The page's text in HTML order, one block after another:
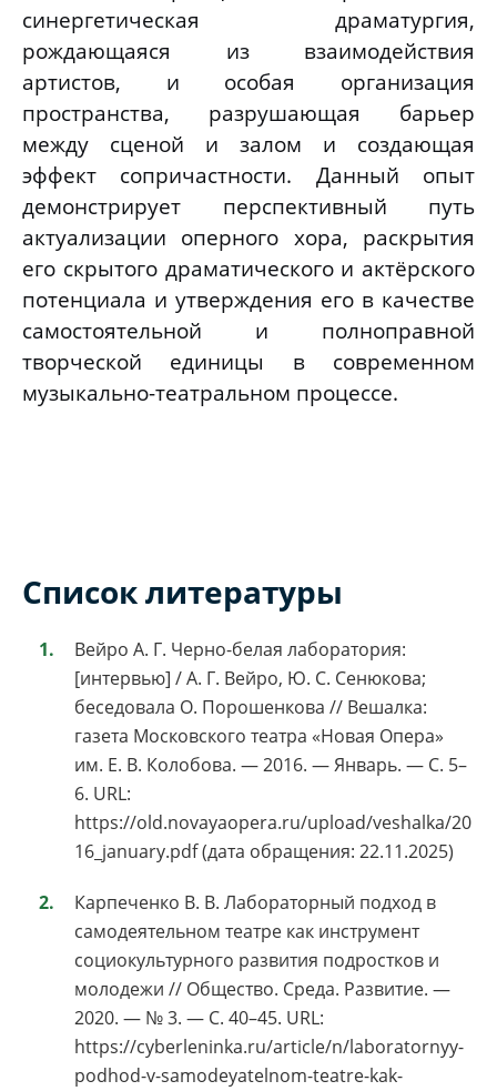
синергетическая драматургия,
рождающаяся из взаимодействия
артистов, и особая организация
пространства, разрушающая барьер
между сценой и залом и создающая
эффект сопричастности. Данный опыт
демонстрирует перспективный путь
актуализации оперного хора, раскрытия
его скрытого драматического и актёрского
потенциала и утверждения его в качестве
самостоятельной и полноправной
творческой единицы в современном
музыкально-театральном процессе.
Список литературы
Вейро А. Г. Черно-белая лаборатория:
[интервью] / А. Г. Вейро, Ю. С. Сенюкова;
беседовала О. Порошенкова // Вешалка:
газета Московского театра «Новая Опера»
им. Е. В. Колобова. — 2016. — Январь. — С. 5–
6. URL:
https://old.novayaopera.ru/upload/veshalka/20
16_january.pdf (дата обращения: 22.11.2025)
Карпеченко В. В. Лабораторный подход в
самодеятельном театре как инструмент
социокультурного развития подростков и
молодежи // Общество. Среда. Развитие. —
2020. — № 3. — С. 40–45. URL:
https://cyberleninka.ru/article/n/laboratornyy-
podhod-v-samodeyatelnom-teatre-kak-